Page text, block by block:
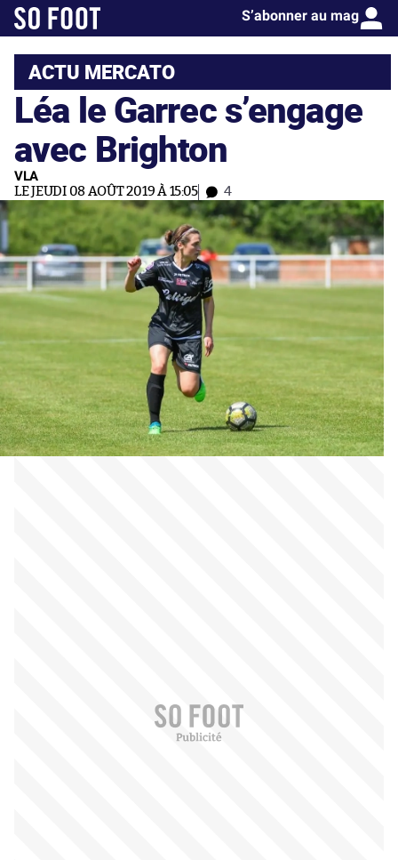
S’abonner au mag
ACTU MERCATO
Léa le Garrec s’engage
avec Brighton
VLA
LE JEUDI 08 AOÛT 2019 À 15:05 4